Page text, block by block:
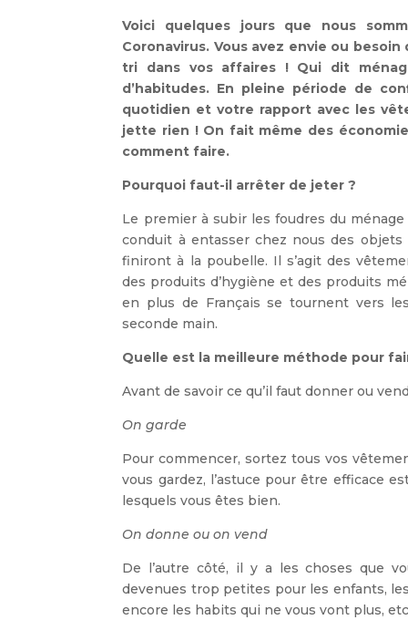
Voici quelques jours que nous
Coronavirus. Vous avez envie ou
tri dans vos affaires ! Qui dit
d’habitudes. En pleine période de
quotidien et votre rapport avec les
jette rien ! On fait même des
comment faire.
Pourquoi faut-il arrêter de jeter ?
Le premier à subir les foudres du
conduit à entasser chez nous des
finiront à la poubelle. Il s’agit des
des produits d’hygiène et des produits
en plus de Français se tournent vers
seconde main.
Quelle est la meilleure méthode pour
Avant de savoir ce qu’il faut donner ou
On garde
Pour commencer, sortez tous vos
vous gardez, l’astuce pour être efficace
lesquels vous êtes bien.
On donne ou on vend
De l’autre côté, il y a les choses que
devenues trop petites pour les enfants,
encore les habits qui ne vous vont plus,